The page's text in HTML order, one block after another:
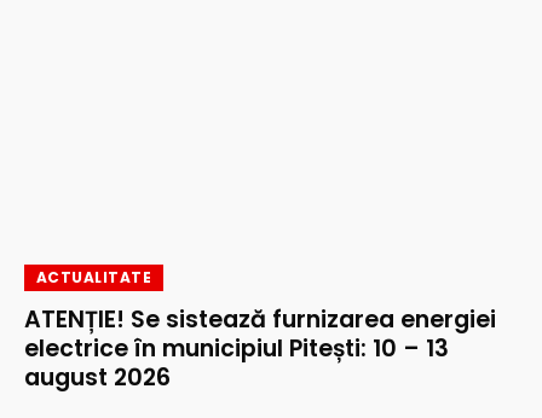
ACTUALITATE
ATENȚIE! Se sistează furnizarea energiei
electrice în municipiul Pitești: 10 – 13
august 2026